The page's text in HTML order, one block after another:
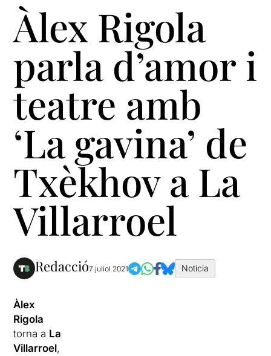
Àlex Rigola
parla d’amor i
teatre amb
‘La gavina’ de
Txèkhov a La
Villarroel
Redacció7 juliol 2021 Notícia
Àlex
Rigola
torna a La
Villarroel,